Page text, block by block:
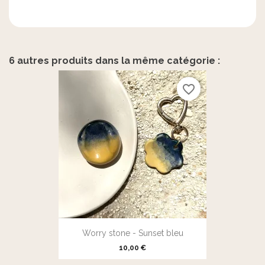
6 autres produits dans la même catégorie :
Worry stone - Sunset bleu
10,00 €
favorite_border